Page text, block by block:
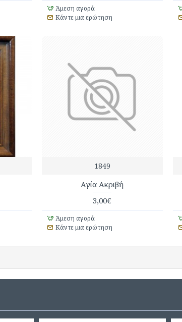
Άμεση αγορά
Κάντε μια ερώτηση
1849
Αγία Ακριβή
3,00€
Άμεση αγορά
Κάντε μια ερώτηση